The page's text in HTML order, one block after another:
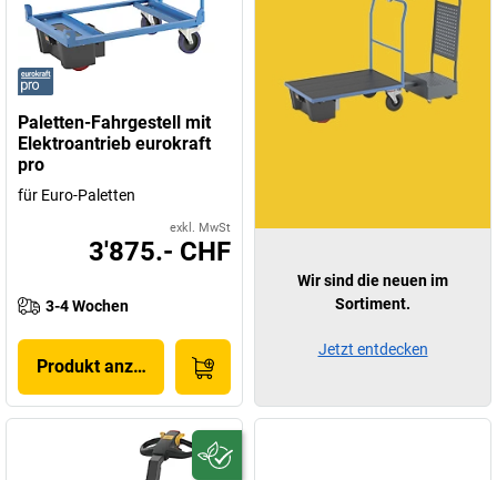
Paletten-Fahrgestell mit
Elektroantrieb eurokraft
pro
für Euro-Paletten
exkl. MwSt
3'875.- CHF
3-4 Wochen
Produkt anzeigen
Wir sind die neuen im
Sortiment.
Jetzt entdecken